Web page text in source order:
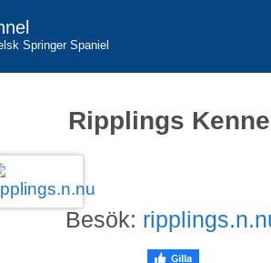
Springer Spaniel
Ripplings
Besök: